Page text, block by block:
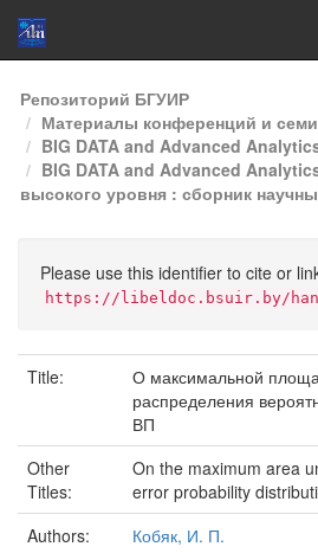
Skip
navigation
Репозиторий БГУИР
Материалы конференций и
BIG DATA and Advanced
BIG DATA and Advanced
высокого уровня : сборник
Please use this identifier to cite or
https://libeldoc.bsuir.by/
Title:
О максимальной
распределения
ВП
Other
Titles:
On the maximum area
error probability
Authors:
Кобяк, И. П.